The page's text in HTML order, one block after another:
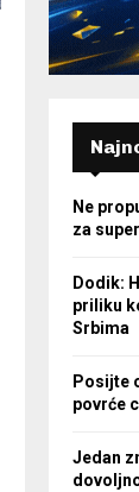
Ne
za
Dodik:
priliku
Srbima
Posijte
povrće
Jedan